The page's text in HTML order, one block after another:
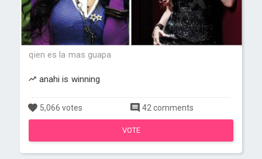
qien es la mas guapa
anahi is winning
5,066 votes 42 comments
VOTE